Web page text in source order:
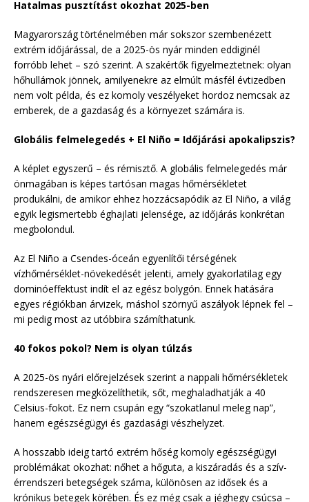
Hatalmas pusztítást okozhat 2025-ben
Magyarország történelmében már sokszor szembenézett
extrém időjárással, de a 2025-ös nyár minden eddiginél
forróbb lehet – szó szerint. A szakértők figyelmeztetnek: olyan
hőhullámok jönnek, amilyenekre az elmúlt másfél évtizedben
nem volt példa, és ez komoly veszélyeket hordoz nemcsak az
emberek, de a gazdaság és a környezet számára is.
Globális felmelegedés + El Niño = Időjárási apokalipszis?
A képlet egyszerű – és rémisztő. A globális felmelegedés már
önmagában is képes tartósan magas hőmérsékletet
produkálni, de amikor ehhez hozzácsapódik az El Niño, a világ
egyik legismertebb éghajlati jelensége, az időjárás konkrétan
megbolondul.
Az El Niño a Csendes-óceán egyenlítői térségének
vízhőmérséklet-növekedését jelenti, amely gyakorlatilag egy
dominóeffektust indít el az egész bolygón. Ennek hatására
egyes régiókban árvizek, máshol szörnyű aszályok lépnek fel –
mi pedig most az utóbbira számíthatunk.
40 fokos pokol? Nem is olyan túlzás
A 2025-ös nyári előrejelzések szerint a nappali hőmérsékletek
rendszeresen megközelíthetik, sőt, meghaladhatják a 40
Celsius-fokot. Ez nem csupán egy “szokatlanul meleg nap”,
hanem egészségügyi és gazdasági vészhelyzet.
A hosszabb ideig tartó extrém hőség komoly egészségügyi
problémákat okozhat: nőhet a hőguta, a kiszáradás és a szív-
érrendszeri betegségek száma, különösen az idősek és a
krónikus betegek körében. És ez még csak a jéghegy csúcsa –